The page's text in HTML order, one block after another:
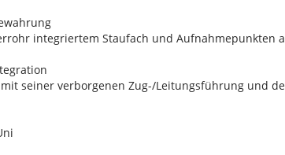
integriertem Staufach und Aufnahmepunkten
mit seiner verborgenen Zug-/Leitungsführung und